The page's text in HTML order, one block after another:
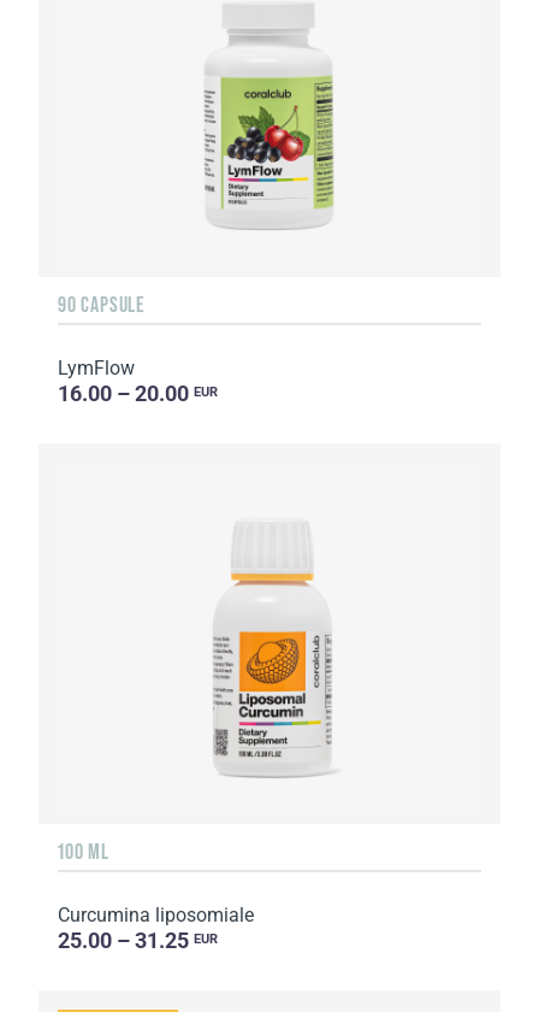
90 CAPSULE
LymFlow
16.00 – 20.00 EUR
100 ML
Curcumina liposomiale
25.00 – 31.25 EUR